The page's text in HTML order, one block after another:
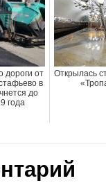
дороги от
в
до
года
Открылась